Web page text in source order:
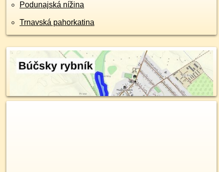
Podunajská nížina
Trnavská pahorkatina